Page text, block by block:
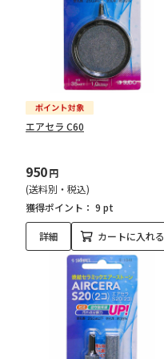
エアセラ C60
950円
(送料別・税込)
獲得ポイント： 9 pt
詳細 カートに入れる